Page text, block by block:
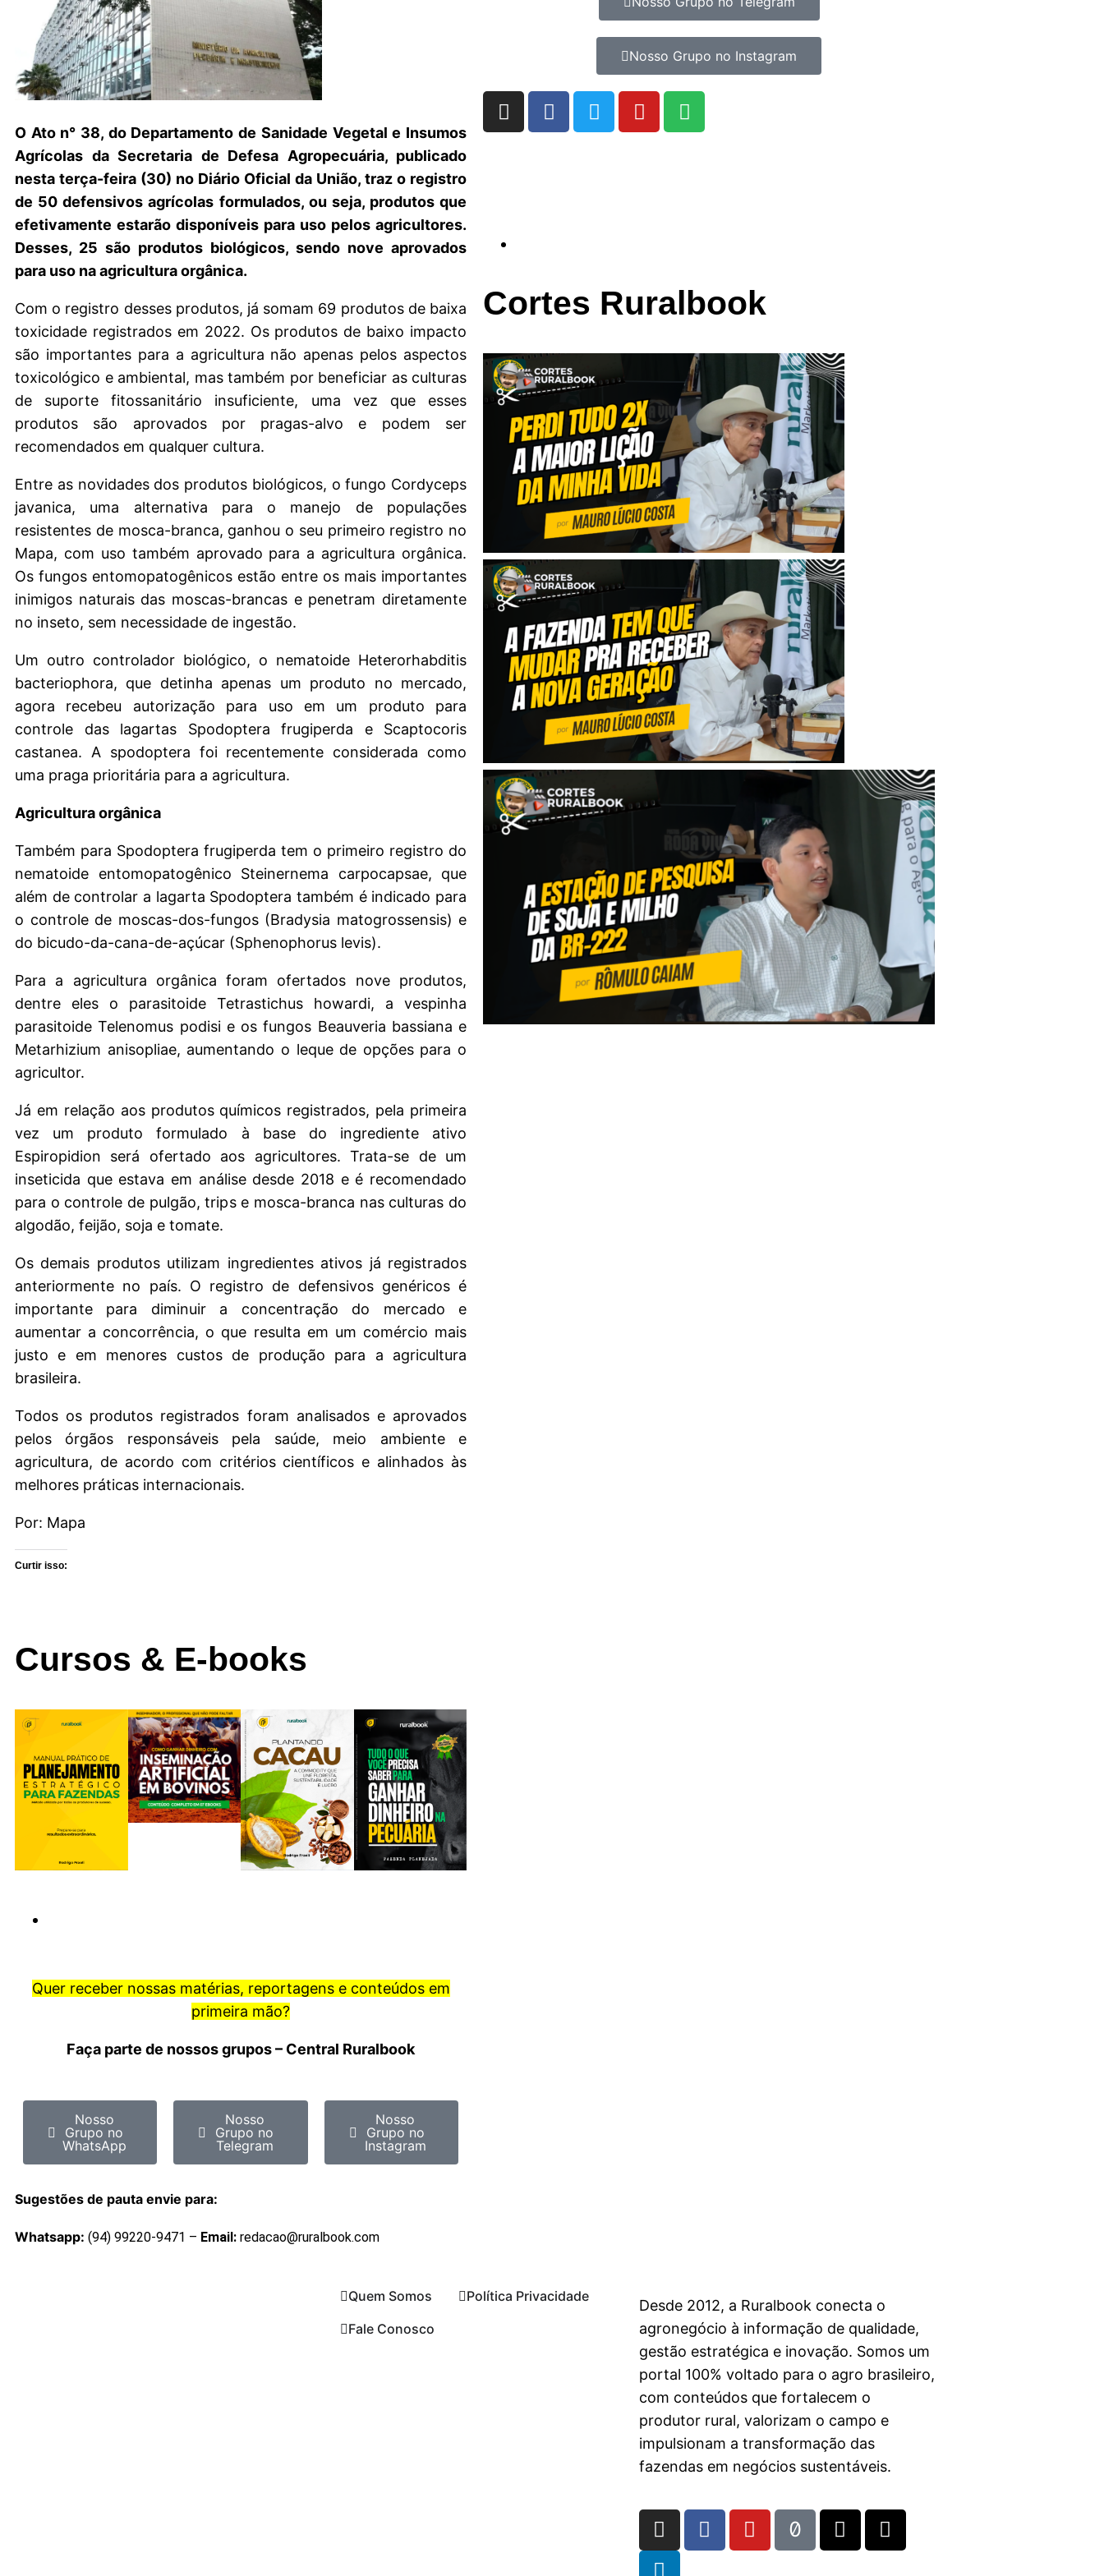
O Ato n° 38, do Departamento de Sanidade Vegetal e Insumos
Agrícolas da Secretaria de Defesa Agropecuária, publicado
nesta terça-feira (30) no Diário Oficial da União, traz o registro
de 50 defensivos agrícolas formulados, ou seja, produtos que
efetivamente estarão disponíveis para uso pelos agricultores.
Desses, 25 são produtos biológicos, sendo nove aprovados
para uso na agricultura orgânica.
Com o registro desses produtos, já somam 69 produtos de baixa
toxicidade registrados em 2022. Os produtos de baixo impacto
são importantes para a agricultura não apenas pelos aspectos
toxicológico e ambiental, mas também por beneficiar as culturas
de suporte fitossanitário insuficiente, uma vez que esses
produtos são aprovados por pragas-alvo e podem ser
recomendados em qualquer cultura.
Entre as novidades dos produtos biológicos, o fungo Cordyceps
javanica, uma alternativa para o manejo de populações
resistentes de mosca-branca, ganhou o seu primeiro registro no
Mapa, com uso também aprovado para a agricultura orgânica.
Os fungos entomopatogênicos estão entre os mais importantes
inimigos naturais das moscas-brancas e penetram diretamente
no inseto, sem necessidade de ingestão.
Um outro controlador biológico, o nematoide Heterorhabditis
bacteriophora, que detinha apenas um produto no mercado,
agora recebeu autorização para uso em um produto para
controle das lagartas Spodoptera frugiperda e Scaptocoris
castanea. A spodoptera foi recentemente considerada como
uma praga prioritária para a agricultura.
Agricultura orgânica
Também para Spodoptera frugiperda tem o primeiro registro do
nematoide entomopatogênico Steinernema carpocapsae, que
além de controlar a lagarta Spodoptera também é indicado para
o controle de moscas-dos-fungos (Bradysia matogrossensis) e
do bicudo-da-cana-de-açúcar (Sphenophorus levis).
Para a agricultura orgânica foram ofertados nove produtos,
dentre eles o parasitoide Tetrastichus howardi, a vespinha
parasitoide Telenomus podisi e os fungos Beauveria bassiana e
Metarhizium anisopliae, aumentando o leque de opções para o
agricultor.
Já em relação aos produtos químicos registrados, pela primeira
vez um produto formulado à base do ingrediente ativo
Espiropidion será ofertado aos agricultores. Trata-se de um
inseticida que estava em análise desde 2018 e é recomendado
para o controle de pulgão, trips e mosca-branca nas culturas do
algodão, feijão, soja e tomate.
Os demais produtos utilizam ingredientes ativos já registrados
anteriormente no país. O registro de defensivos genéricos é
importante para diminuir a concentração do mercado e
aumentar a concorrência, o que resulta em um comércio mais
justo e em menores custos de produção para a agricultura
brasileira.
Todos os produtos registrados foram analisados e aprovados
pelos órgãos responsáveis pela saúde, meio ambiente e
agricultura, de acordo com critérios científicos e alinhados às
melhores práticas internacionais.
Por: Mapa
Curtir isso:
Cursos & E-books
Quer receber nossas matérias, reportagens e conteúdos em
primeira mão?
Faça parte de nossos grupos – Central Ruralbook
Nosso
Grupo no
WhatsApp
Nosso
Grupo no
Telegram
Nosso
Grupo no
Instagram
Sugestões de pauta envie para:
Whatsapp: (94) 99220-9471 – Email: redacao@ruralbook.com
Nosso Grupo no Instagram
Cortes Ruralbook
Quem Somos
Política Privacidade
Fale Conosco
Desde 2012, a Ruralbook conecta o
agronegócio à informação de qualidade,
gestão estratégica e inovação. Somos um
portal 100% voltado para o agro brasileiro,
com conteúdos que fortalecem o
produtor rural, valorizam o campo e
impulsionam a transformação das
fazendas em negócios sustentáveis.